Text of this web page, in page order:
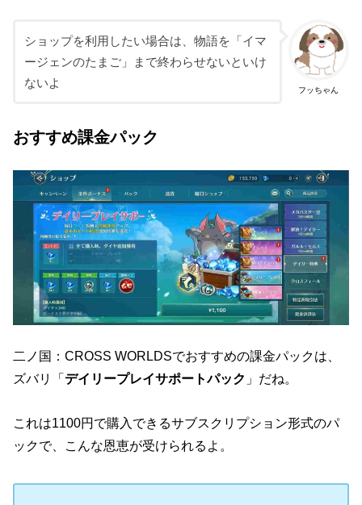
フッちゃん
ショップを利用したい場合は、物語を「イマ
ージェンのたまご」まで終わらせないといけ
ないよ
おすすめ課金パック
二ノ国：CROSS WORLDSでおすすめの課金パックは、
ズバリ「デイリープレイサポートパック 」だね。
これは1100円で購入できるサブスクリプション形式のパ
ックで、こんな恩恵が受けられるよ。